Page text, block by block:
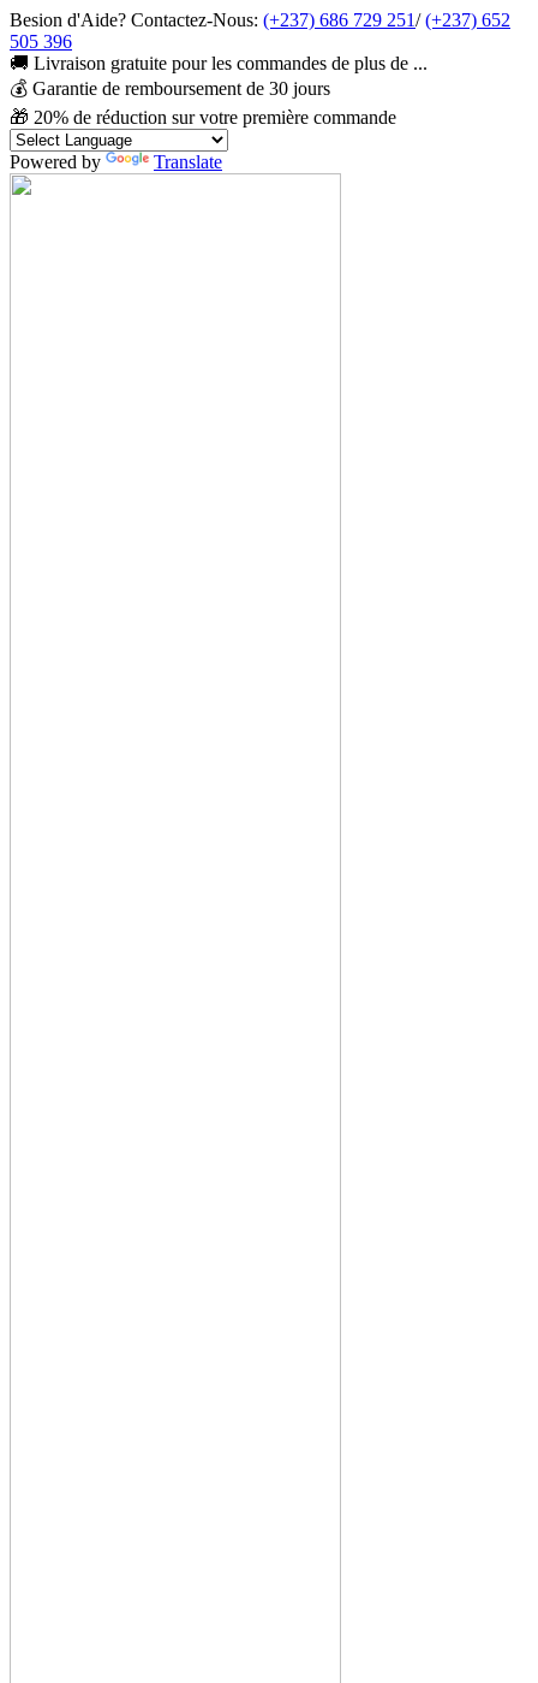
Besion d'Aide? Contactez-Nous: (+237) 686 729 251/(+237) 652
505 396
🚚 Livraison gratuite pour les commandes de plus de ...
💰 Garantie de remboursement de 30 jours
🎁 20% de réduction sur votre première commande
Powered by Translate